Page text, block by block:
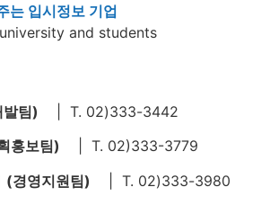
는 입시정보 기업
and students
팀) | T. 02)333-3442
홍보팀) | T. 02)333-3779
(경영지원팀) | T. 02)333-3980